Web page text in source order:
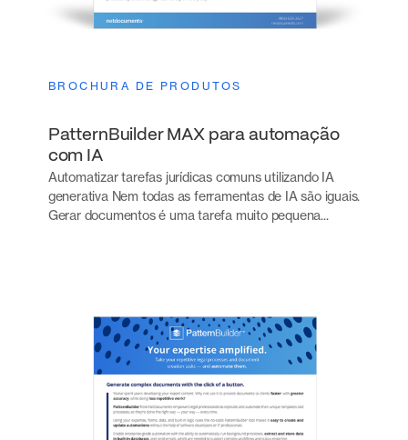
BROCHURA DE PRODUTOS
PatternBuilder MAX para automação
com IA
Automatizar tarefas jurídicas comuns utilizando IA
generativa Nem todas as ferramentas de IA são iguais.
Gerar documentos é uma tarefa muito pequena...